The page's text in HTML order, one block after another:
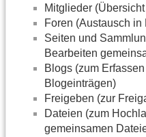
Mitglieder
Foren (Austausch in
Seiten und
Bearbeiten
Blogs (zum
Blogeinträgen)
Freigeben (zur
Dateien (zum
gemeinsamen